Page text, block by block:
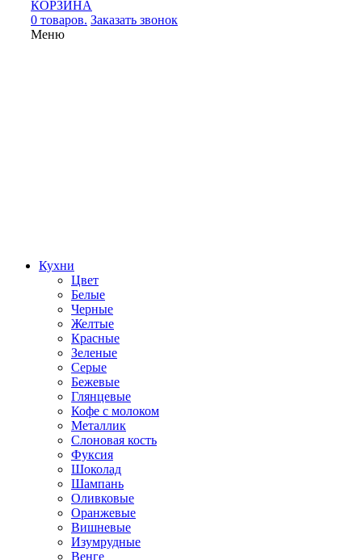
КОРЗИНА
0 товаров. Заказать звонок
Меню
Кухни
Цвет
Белые
Черные
Желтые
Красные
Зеленые
Серые
Бежевые
Глянцевые
Кофе с молоком
Металлик
Слоновая кость
Фуксия
Шоколад
Шампань
Оливковые
Оранжевые
Вишневые
Изумрудные
Венге